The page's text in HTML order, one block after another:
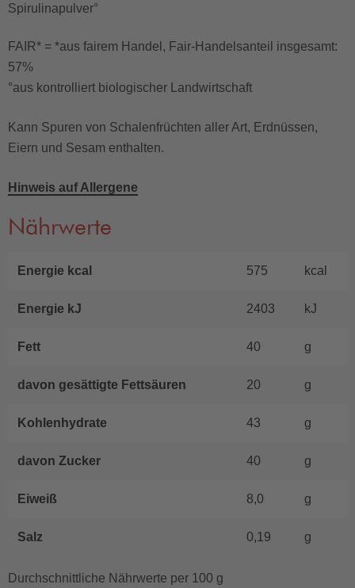
Spirulinapulver°
FAIR* = *aus fairem Handel, Fair-Handelsanteil insgesamt:
57%
°aus kontrolliert biologischer Landwirtschaft
Kann Spuren von Schalenfrüchten aller Art, Erdnüssen,
Eiern und Sesam enthalten.
Hinweis auf Allergene
Nährwerte
Energie kcal 575 kcal
Energie kJ 2403 kJ
Fett 40 g
davon gesättigte Fettsäuren 20 g
Kohlenhydrate 43 g
davon Zucker 40 g
Eiweiß 8,0 g
Salz 0,19 g
Durchschnittliche Nährwerte per 100 g